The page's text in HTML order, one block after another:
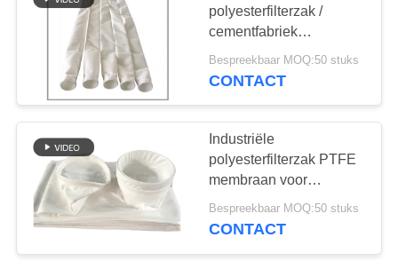
polyesterfilterzak /
cementfabriek
Filterzakken 2 mm dikte
Bespreekbaar MOQ:50 stuks
CONTACT
Industriële
polyesterfilterzak PTFE
membraan voor
luchtfiltratie
Bespreekbaar MOQ:50 stuks
CONTACT